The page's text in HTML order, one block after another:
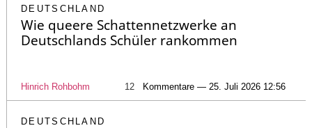
DEUTSCHLAND
Wie queere Schattennetzwerke an
Deutschlands Schüler rankommen
Hinrich Rohbohm 12 Kommentare — 25. Juli 2026 12:56
DEUTSCHLAND